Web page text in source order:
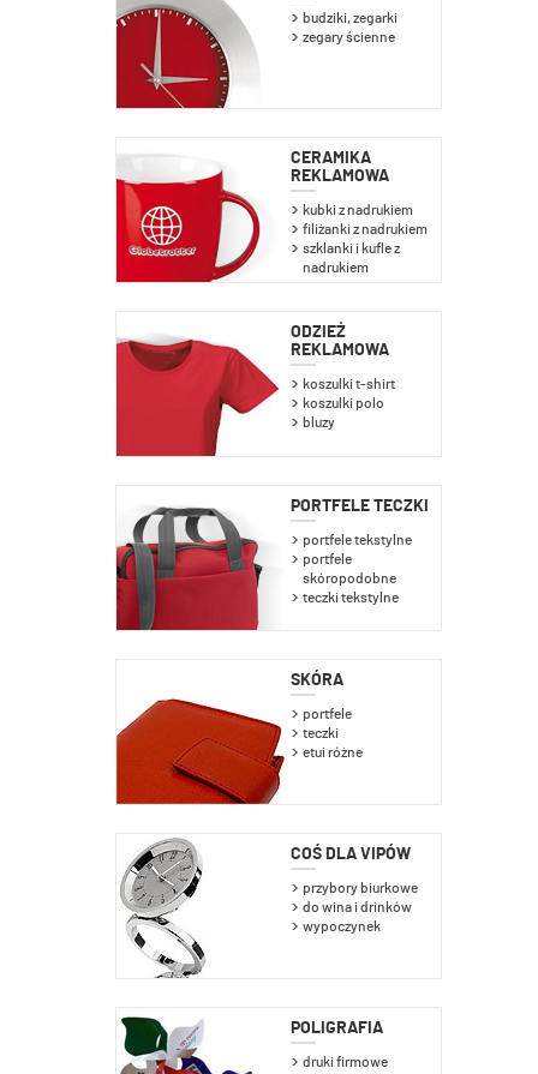
budziki, zegarki
zegary ścienne
CERAMIKA
REKLAMOWA
kubki z nadrukiem
filiżanki z nadrukiem
szklanki i kufle z
nadrukiem
ODZIEŻ
REKLAMOWA
koszulki t-shirt
koszulki polo
bluzy
PORTFELE TECZKI
portfele tekstylne
portfele
skóropodobne
teczki tekstylne
SKÓRA
portfele
teczki
etui różne
COŚ DLA VIPÓW
przybory biurkowe
do wina i drinków
wypoczynek
POLIGRAFIA
druki firmowe